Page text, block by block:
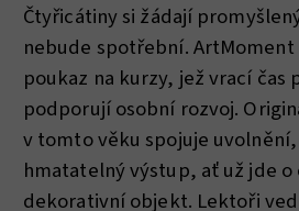
Čtyřicátiny si žádají
nebude spotřební.
poukaz na kurzy, jež vrací čas
podporují osobní rozvoj.
v tomto věku spojuje
hmatatelný výstup, ať už jde
dekorativní objekt. Lektoři